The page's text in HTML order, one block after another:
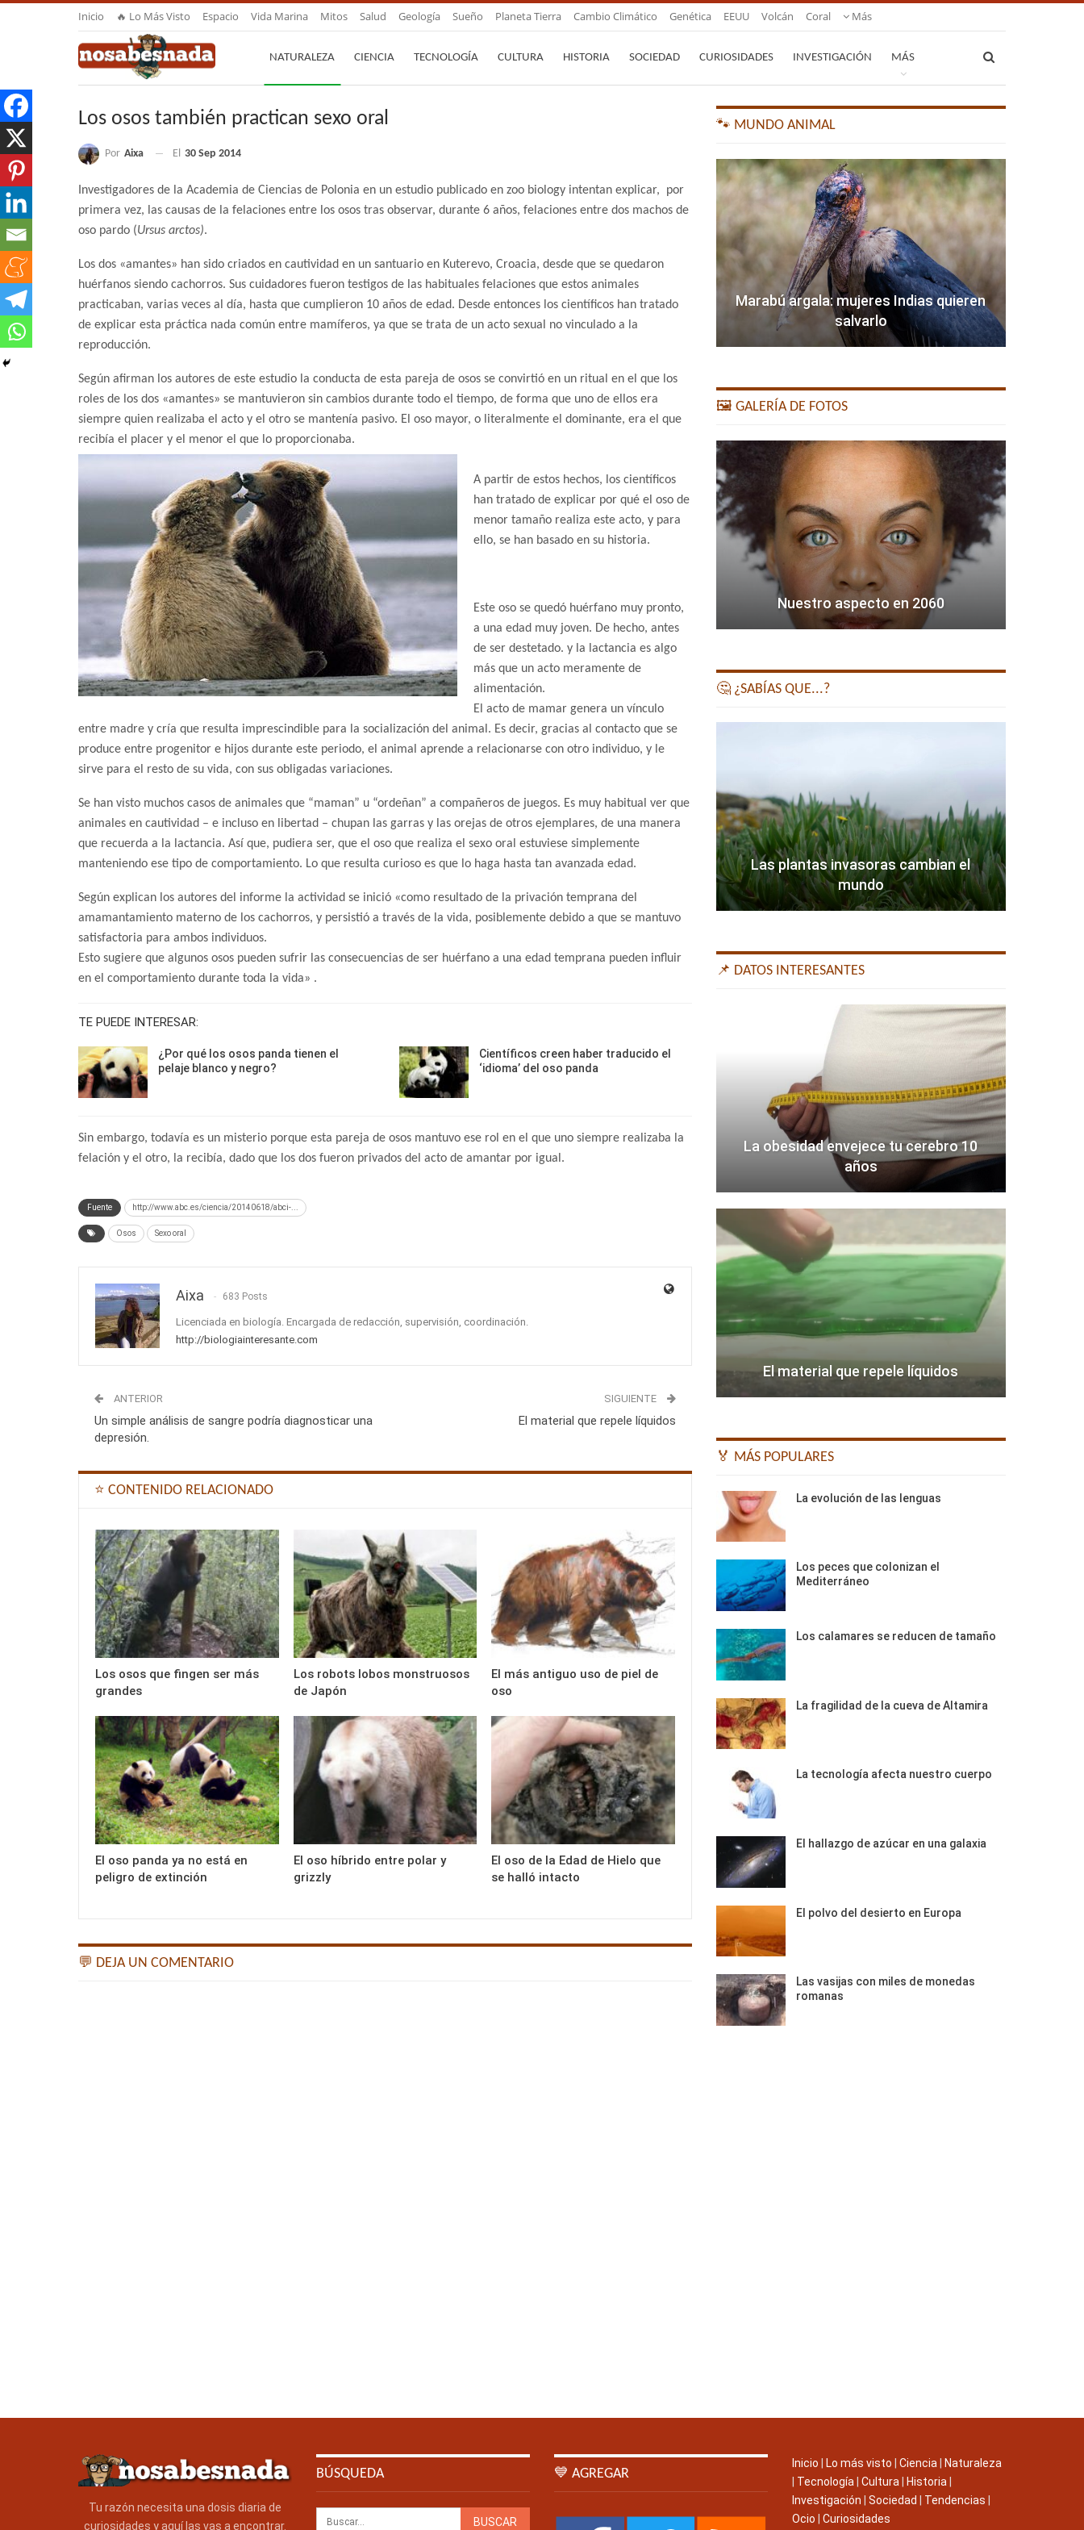
Inicio 🔥 Lo Más Visto Espacio Vida Marina Mitos Salud Geología Sueño Planeta Tierra Cambio Climático Genética EEUU Volcán Coral Más
NATURALEZA CIENCIA TECNOLOGÍA CULTURA HISTORIA SOCIEDAD CURIOSIDADES INVESTIGACIÓN MÁS
Los osos también practican sexo oral
Por Aixa El 30 Sep 2014
Investigadores de la Academia de Ciencias de Polonia en un estudio publicado en zoo biology intentan explicar, por
primera vez, las causas de la felaciones entre los osos tras observar, durante 6 años, felaciones entre dos machos de
oso pardo (Ursus arctos).
Los dos «amantes» han sido criados en cautividad en un santuario en Kuterevo, Croacia, desde que se quedaron
huérfanos siendo cachorros. Sus cuidadores fueron testigos de las habituales felaciones que estos animales
practicaban, varias veces al día, hasta que cumplieron 10 años de edad. Desde entonces los científicos han tratado
de explicar esta práctica nada común entre mamíferos, ya que se trata de un acto sexual no vinculado a la
reproducción.
Según afirman los autores de este estudio la conducta de esta pareja de osos se convirtió en un ritual en el que los
roles de los dos «amantes» se mantuvieron sin cambios durante todo el tiempo, de forma que uno de ellos era
siempre quien realizaba el acto y el otro se mantenía pasivo. El oso mayor, o literalmente el dominante, era el que
recibía el placer y el menor el que lo proporcionaba.
A partir de estos hechos, los científicos
han tratado de explicar por qué el oso de
menor tamaño realiza este acto, y para
ello, se han basado en su historia.
Este oso se quedó huérfano muy pronto,
a una edad muy joven. De hecho, antes
de ser destetado. y la lactancia es algo
más que un acto meramente de
alimentación.
El acto de mamar genera un vínculo
entre madre y cría que resulta imprescindible para la socialización del animal. Es decir, gracias al contacto que se
produce entre progenitor e hijos durante este periodo, el animal aprende a relacionarse con otro individuo, y le
sirve para el resto de su vida, con sus obligadas variaciones.
Se han visto muchos casos de animales que “maman” u “ordeñan” a compañeros de juegos. Es muy habitual ver que
animales en cautividad – e incluso en libertad – chupan las garras y las orejas de otros ejemplares, de una manera
que recuerda a la lactancia. Así que, pudiera ser, que el oso que realiza el sexo oral estuviese simplemente
manteniendo ese tipo de comportamiento. Lo que resulta curioso es que lo haga hasta tan avanzada edad.
Según explican los autores del informe la actividad se inició «como resultado de la privación temprana del
amamantamiento materno de los cachorros, y persistió a través de la vida, posiblemente debido a que se mantuvo
satisfactoria para ambos individuos.
Esto sugiere que algunos osos pueden sufrir las consecuencias de ser huérfano a una edad temprana pueden influir
en el comportamiento durante toda la vida» .
TE PUEDE INTERESAR:
¿Por qué los osos panda tienen el
pelaje blanco y negro?
Científicos creen haber traducido el
‘idioma’ del oso panda
Sin embargo, todavía es un misterio porque esta pareja de osos mantuvo ese rol en el que uno siempre realizaba la
felación y el otro, la recibía, dado que los dos fueron privados del acto de amantar por igual.
Fuente http://www.abc.es/ciencia/20140618/abci-...
Osos Sexo oral
Aixa 683 Posts
Licenciada en biología. Encargada de redacción, supervisión, coordinación.
http://biologiainteresante.com
ANTERIOR
Un simple análisis de sangre podría diagnosticar una
depresión.
SIGUIENTE
El material que repele líquidos
⭐ CONTENIDO RELACIONADO
Los osos que fingen ser más
grandes
Los robots lobos monstruosos
de Japón
El más antiguo uso de piel de
oso
El oso panda ya no está en
peligro de extinción
El oso híbrido entre polar y
grizzly
El oso de la Edad de Hielo que
se halló intacto
💬 DEJA UN COMENTARIO
🐾 MUNDO ANIMAL
Marabú argala: mujeres Indias quieren
salvarlo
🖼️ GALERÍA DE FOTOS
Nuestro aspecto en 2060
🤔 ¿SABÍAS QUE...?
Las plantas invasoras cambian el
mundo
📌 DATOS INTERESANTES
La obesidad envejece tu cerebro 10
años
El material que repele líquidos
🏅 MÁS POPULARES
La evolución de las lenguas
Los peces que colonizan el
Mediterráneo
Los calamares se reducen de tamaño
La fragilidad de la cueva de Altamira
La tecnología afecta nuestro cuerpo
El hallazgo de azúcar en una galaxia
El polvo del desierto en Europa
Las vasijas con miles de monedas
romanas
Tu razón necesita una dosis diaria de
curiosidades y aquí las vas a encontrar.
BÚSQUEDA 💙 AGREGAR
Inicio Lo más visto Ciencia
Naturaleza
Tecnología Cultura Historia
Investigación
Sociedad Tendencias
Ocio
Curiosidades